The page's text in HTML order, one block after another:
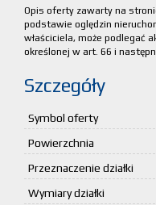
Opis oferty zawarty na
podstawie oględzin
właściciela, może podlegać
określonej w art. 66 i
Szczegóły
Symbol oferty
Powierzchnia
Przeznaczenie działki
Wymiary działki